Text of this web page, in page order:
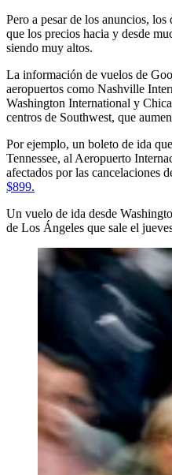
Pero a pesar de los anuncios, los
que los precios hacia y desde
siendo muy altos.
La información de vuelos de
aeropuertos como Nashville
Washington International y
centros de Southwest, que
Por ejemplo, un boleto de ida
Tennessee, al Aeropuerto
afectados por las cancelaciones
$899.
Un vuelo de ida desde
de Los Ángeles que sale el